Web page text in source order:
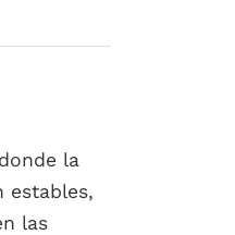
la
estables,
las